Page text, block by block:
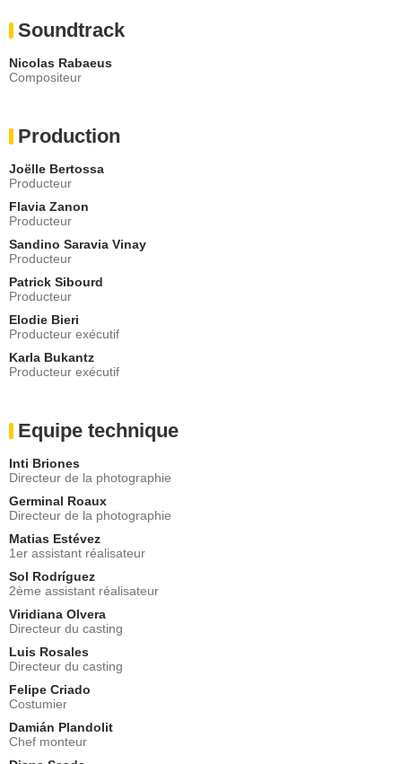
Soundtrack
Nicolas Rabaeus
Compositeur
Production
Joëlle Bertossa
Producteur
Flavia Zanon
Producteur
Sandino Saravia Vinay
Producteur
Patrick Sibourd
Producteur
Elodie Bieri
Producteur exécutif
Karla Bukantz
Producteur exécutif
Equipe technique
Inti Briones
Directeur de la photographie
Germinal Roaux
Directeur de la photographie
Matias Estévez
1er assistant réalisateur
Sol Rodríguez
2ème assistant réalisateur
Viridiana Olvera
Directeur du casting
Luis Rosales
Directeur du casting
Felipe Criado
Costumier
Damián Plandolit
Chef monteur